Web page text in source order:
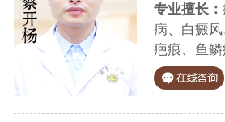
专业擅长：
病、白癜风
疤痕、鱼